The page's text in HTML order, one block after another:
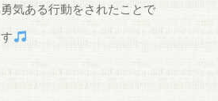
気ある行動をされたことで